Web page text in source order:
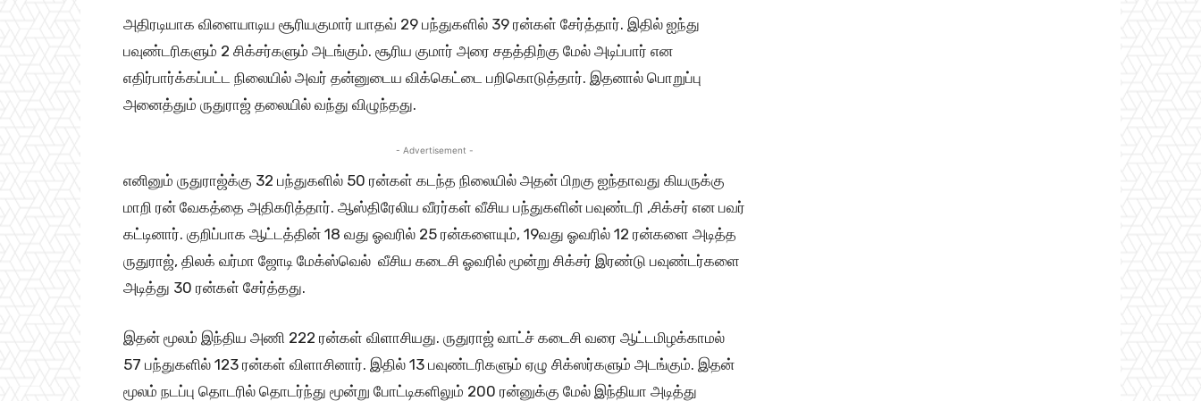
அதிரடியாக விளையாடிய சூரியகுமார் யாதவ் 29 பந்துகளில் 39 ரன்கள் சேர்த்தார். இதில் ஐந்து
பவுண்டரிகளும் 2 சிக்சர்களும் அடங்கும். சூரிய குமார் அரை சதத்திற்கு மேல் அடிப்பார் என
எதிர்பார்க்கப்பட்ட நிலையில் அவர் தன்னுடைய விக்கெட்டை பறிகொடுத்தார். இதனால் பொறுப்பு
அனைத்தும் ருதுராஜ் தலையில் வந்து விழுந்தது.
- Advertisement -
எனினும் ருதுராஜ்க்கு 32 பந்துகளில் 50 ரன்கள் கடந்த நிலையில் அதன் பிறகு ஐந்தாவது கியருக்கு
மாறி ரன் வேகத்தை அதிகரித்தார். ஆஸ்திரேலிய வீரர்கள் வீசிய பந்துகளின் பவுண்டரி ,சிக்சர் என பவர்
கட்டினார். குறிப்பாக ஆட்டத்தின் 18 வது ஓவரில் 25 ரன்களையும், 19வது ஓவரில் 12 ரன்களை அடித்த
ருதுராஜ், திலக் வர்மா ஜோடி மேக்ஸ்வெல் வீசிய கடைசி ஓவரில் மூன்று சிக்சர் இரண்டு பவுண்டர்களை
அடித்து 30 ரன்கள் சேர்த்தது.
இதன் மூலம் இந்திய அணி 222 ரன்கள் விளாசியது. ருதுராஜ் வாட்ச் கடைசி வரை ஆட்டமிழக்காமல்
57 பந்துகளில் 123 ரன்கள் விளாசினார். இதில் 13 பவுண்டரிகளும் ஏழு சிக்ஸர்களும் அடங்கும். இதன்
மூலம் நடப்பு தொடரில் தொடர்ந்து மூன்று போட்டிகளிலும் 200 ரன்னுக்கு மேல் இந்தியா அடித்து